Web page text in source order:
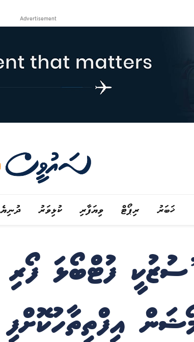
Advertisement
ޚަބަރު ރިޕޯޓް ވިޔަފާރި ކުޅިވަރު ދުނިޔެ
ފުޓްބޯޅަ ފޯރި